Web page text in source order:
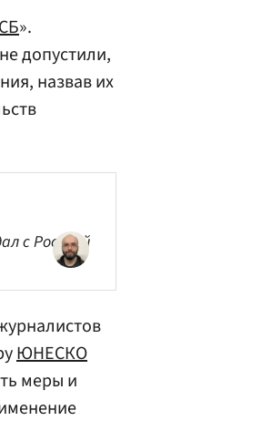
».
допустили,
назвав их
с Россией
ЮНЕСКО
меры и